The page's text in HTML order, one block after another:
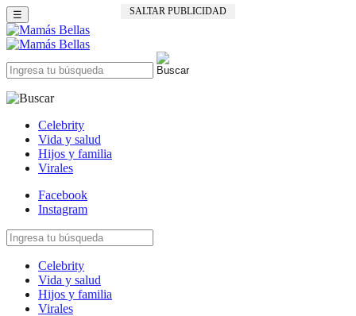
SALTAR PUBLICIDAD
☰
Celebrity
Vida y salud
Hijos y familia
Virales
Facebook
Instagram
Celebrity
Vida y salud
Hijos y familia
Virales